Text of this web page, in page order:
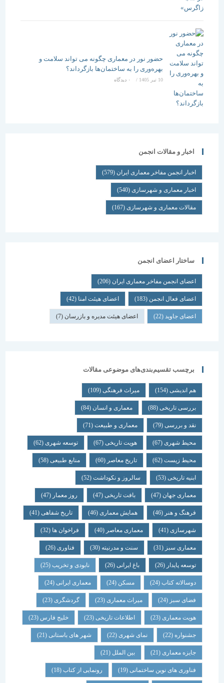
حضور نور در معماری چگونه می تواند سلامت و
بهره‌وری را به ساختمان‌ها بازگرداند؟
/ ۰ دیدگاه
اخبار و مقالات انجمن
اخبار انجمن مفاخر معماری ایران (579)
اخبار معماری و شهرسازی(540)
مقالات معماری و شهرسازی(167)
ساختار اعضای انجمن
اعضای انجمن مفاخر معماری ایران (206)
اعضای فعال انجمن(183) اعضای هیئت امنا(42)
اعضای جاوید(22) اعضای هیئت مدیره و بازرسان(7)
برچسب تقسیم‌بندی‌های موضوعی مقالات
هم اندیشی (154) میراث فرهنگی (109)
بررسی تاریخی (88) معماری و انسان (84)
نقد و بررسی (79) معماری و طبیعت (71)
محیط شهری(67) هویت تاریخی(67) توسعه شهری(62)
محیط زیست(62) تاریخ معاصر(60) منابع طبیعی(58)
ابنیه تاریخی(53) سالروز و نکوداشت(52)
معماری جهان (47) بافت تاریخی(47) روز معمار(47)
فرهنگ و هنر(46) همایش معماری (46) تاریخ شفاهی (41)
شهرسازی(41) معماری معاصر(40) فراخوان ها(32)
معماری سبز(31) سنت و مدرنیته(30) فناوری (26)
توسعه پایدار(26) باغ ایرانی(26) نابودی و تخریب(25)
دوسالانه کتاب(24) مسکن (24) معماری ایرانی(24)
فضای سبز(24) میراث معماری (23) گردشگری (23)
هویت معماری (23) اطلاعات تاریخی(23) خلیج فارس(23)
جشنواره(22) نمای شهری(22) شهر های باستانی (21)
جایزه معماری (21) بین الملل(21)
فناوری های نوین ساختمانی(19) رونمایی از کتاب (18)